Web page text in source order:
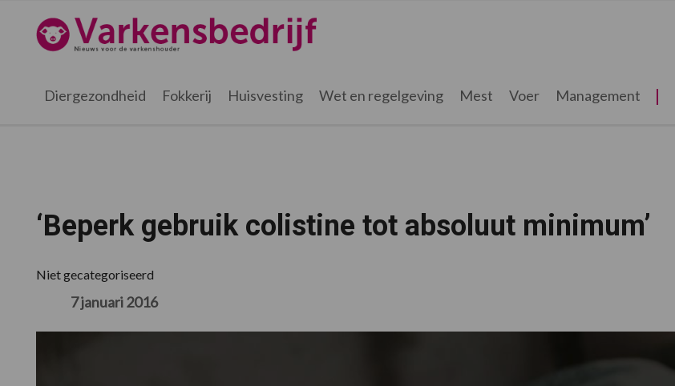
hoofdnavigatie
hoofd
eerste
voettekst
Varkensbedrijf.nl
Diergezondheid Fokkerij Huisvesting Wet en regelgeving Mest Voer Management
‘Beperk gebruik colistine tot absoluut minimum’
Niet gecategoriseerd
7 januari 2016